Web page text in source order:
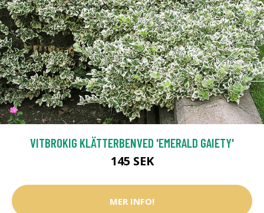
VITBROKIG KLÄTTERBENVED 'EMERALD GAIETY'
145 SEK
MER INFO!